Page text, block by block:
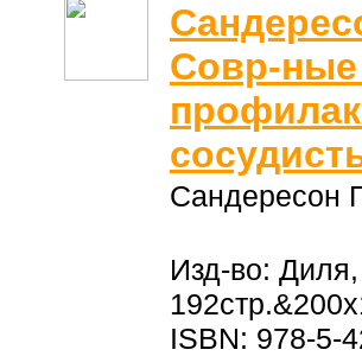
Совр-ные
Сандересон
Изд-во: Диля,
ISBN: 978-5-